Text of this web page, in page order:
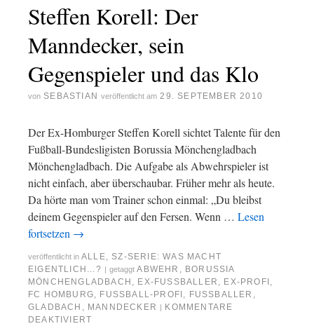
Steffen Korell: Der
Manndecker, sein
Gegenspieler und das Klo
von SEBASTIAN veröffentlicht am 29. SEPTEMBER 2010
Der Ex-Homburger Steffen Korell sichtet Talente für den
Fußball-Bundesligisten Borussia Mönchengladbach
Mönchengladbach. Die Aufgabe als Abwehrspieler ist
nicht einfach, aber überschaubar. Früher mehr als heute.
Da hörte man vom Trainer schon einmal: „Du bleibst
deinem Gegenspieler auf den Fersen. Wenn … Lesen
fortsetzen →
veröffentlicht in ALLE, SZ-SERIE: WAS MACHT
EIGENTLICH...?
getaggt ABWEHR , BORUSSIA
MÖNCHENGLADBACH , EX-FUSSBALLER , EX-PROFI ,
FC HOMBURG, FUSSBALL-PROFI , FUSSBALLER
,
GLADBACH , MANNDECKER
KOMMENTARE
DEAKTIVIERT